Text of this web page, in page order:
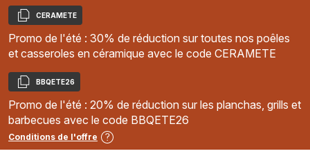
Copier
CERAMETE
Promo de l'été : 30% de réduction sur toutes nos poêles
et casseroles en céramique avec le code CERAMETE
Copier
BBQETE26
Promo de l'été : 20% de réduction sur les planchas, grills et
barbecues avec le code BBQETE26
Conditions de l'offre